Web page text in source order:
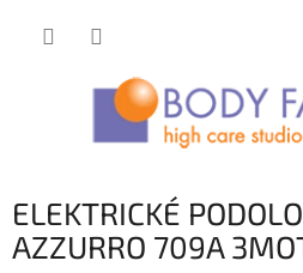
ELEKTRICKÉ
AZZURRO 709A